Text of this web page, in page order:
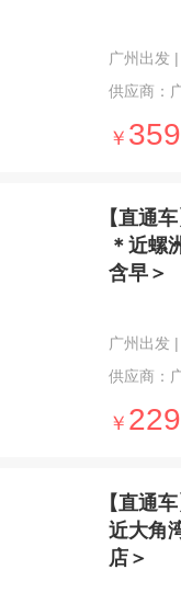
广州出发
供应商：
￥ 359
【直通
＊近螺
含早＞
广州出发
供应商：
￥ 229
【直通
近大角
店＞